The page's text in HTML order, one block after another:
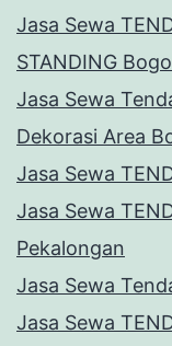
Jasa Sewa
STANDING
Jasa Sewa
Dekorasi Area
Jasa Sewa
Jasa Sewa
Pekalongan
Jasa Sewa
Jasa Sewa